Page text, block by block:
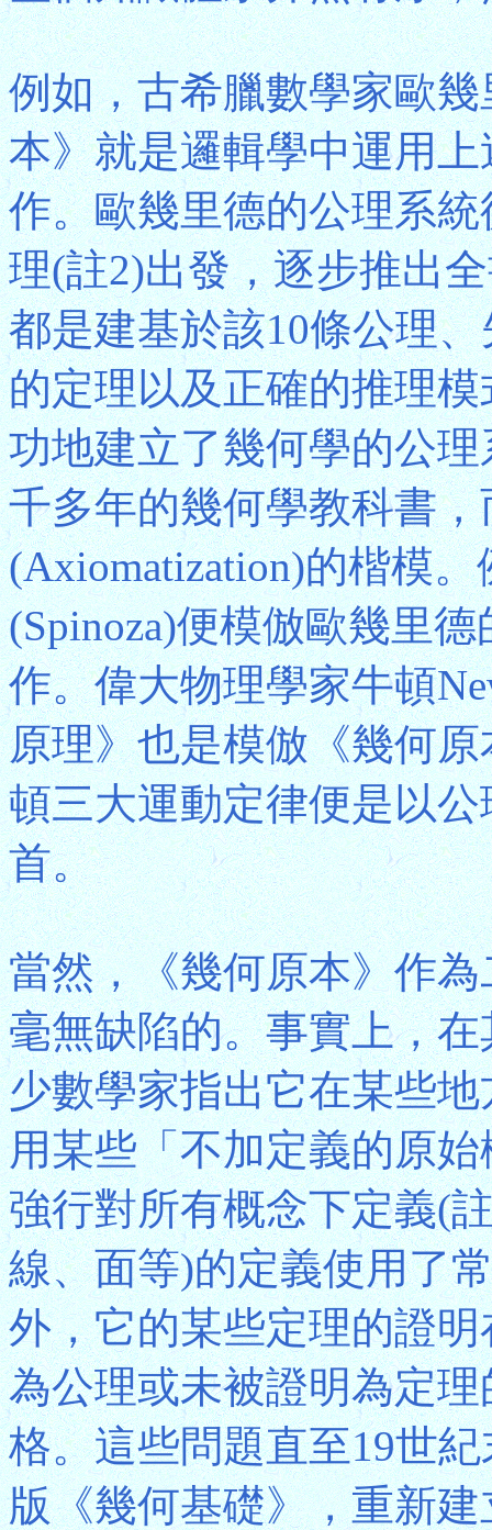
例如，古希臘數學家歐
本》就是邏輯學中運用
作。歐幾里德的公理系
理(註2)出發，逐步推出
都是建基於該10條公理
的定理以及正確的推理
功地建立了幾何學的公
千多年的幾何學教科書
(Axiomatization)的楷模
(Spinoza)便模倣歐幾里
作。偉大物理學家牛頓
原理》也是模倣《幾何
頓三大運動定律便是以
首。
當然，《幾何原本》作
毫無缺陷的。事實上，
少數學家指出它在某些
用某些「不加定義的原
強行對所有概念下定義(
線、面等)的定義使用了
外，它的某些定理的證
為公理或未被證明為定
格。這些問題直至19世
版《幾何基礎》，重新